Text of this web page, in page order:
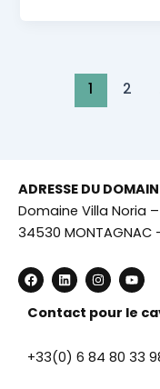
1 2
ADRESSE DU
Domaine Villa Noria –
34530 MONTAGNAC
F
a
c
e
b
o
k
L
i
n
k
e
i
n
I
n
s
t
a
a
Y
o
u
t
u
e
Contact pour le
+33(0) 6 84 80 33